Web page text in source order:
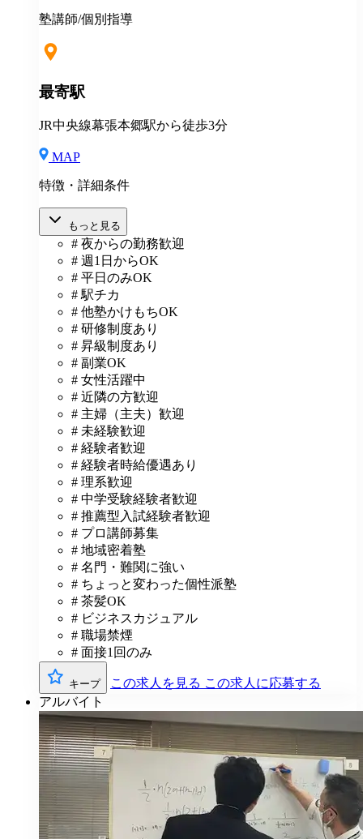
て面談のロープレを行います。社会人としてのマナー
有、研鑽を行っています。 【映像授業の講師の皆様に
授業を在籍講師に開放しています。 授業力を高めるた
めには、良い授業をたくさん見て実際に教えていくこ
とを繰り返すことが早いと考えています。
塾講師/個別指導
最寄駅
JR中央線幕張本郷駅から徒歩3分
MAP
特徴・詳細条件
もっと見る
# 夜からの勤務歓迎
# 週1日からOK
# 平日のみOK
# 駅チカ
# 他塾かけもちOK
# 研修制度あり
# 昇級制度あり
# 副業OK
# 女性活躍中
# 近隣の方歓迎
# 主婦（主夫）歓迎
# 未経験歓迎
# 経験者歓迎
# 経験者時給優遇あり
# 理系歓迎
# 中学受験経験者歓迎
# 推薦型入試経験者歓迎
# プロ講師募集
# 地域密着塾
# 名門・難関に強い
# ちょっと変わった個性派塾
# 茶髪OK
# ビジネスカジュアル
# 職場禁煙
# 面接1回のみ
キープ この求人を見る この求人に応募する
アルバイト